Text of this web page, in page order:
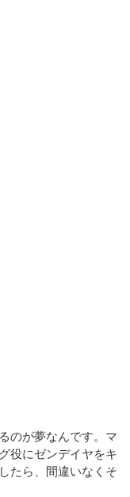
のが夢なんです。マ
役にゼンデイヤをキ
たら、間違いなくそ